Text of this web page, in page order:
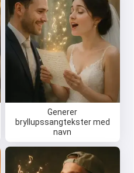
Generer
bryllupssangtekster med
navn